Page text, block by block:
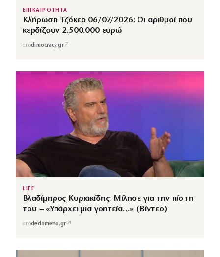
ΕΠΙΚΑΙΡΟΤΗΤΑ
Κλήρωση Τζόκερ 06/07/2026: Οι αριθμοί που
κερδίζουν 2.500.000 ευρώ
απόdimocracy.gr↗
LIFE
Βλαδίμηρος Κυριακίδης: Μίλησε για την πίστη
του – «Υπάρχει μια γοητεία…» (Βίντεο)
απόdedomeno.gr ↗